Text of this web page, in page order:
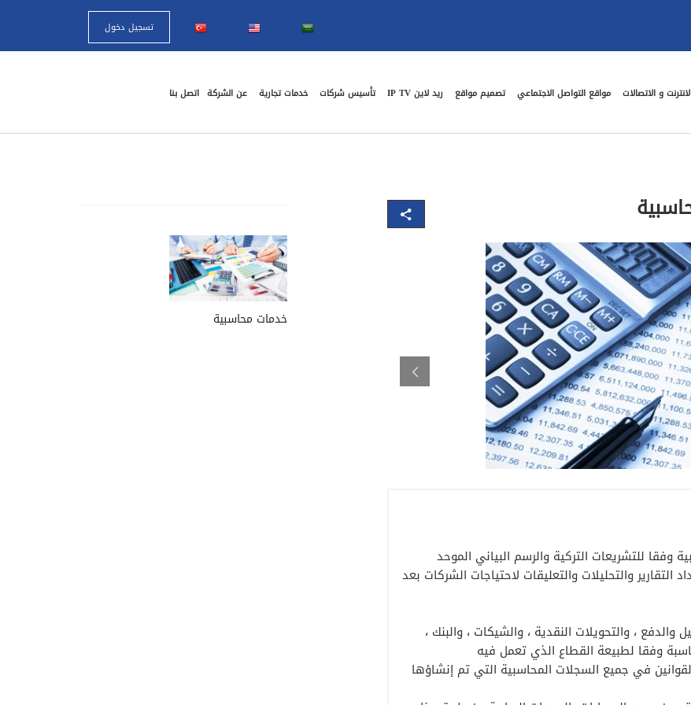
تسجيل دخول
و الاتصالات مواقع التواصل الاجتماعي تصميم مواقع ريد لاين IP TV تأسيس شركات خدمات تجارية عن الشركة اتصل بنا
وفقا للتشريعات التركية والرسم البياني الموحد
والتحليلات والتعليقات لاحتياجات الشركات بعد
والدفع ، والتحويلات النقدية ، والشيكات ، والبنك ،
وفقا لطبيعة القطاع الذي تعمل فيه
في جميع السجلات المحاسبية التي تم إنشاؤها
خدمات محاسبية